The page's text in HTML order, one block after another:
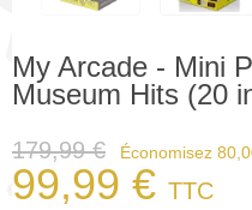
My Arcade - Mini
Museum Hits (20
179,99 € Économisez
99,99 € TTC